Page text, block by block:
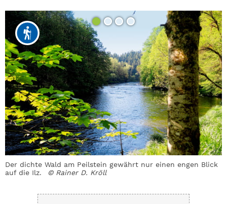
Der dichte Wald am Peilstein gewährt nur einen engen Blick
auf die Ilz.
© Rainer D. Kröll